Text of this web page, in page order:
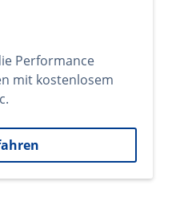
Performance
mit kostenlosem